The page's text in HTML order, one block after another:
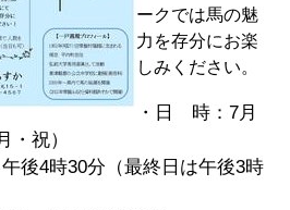
ークでは馬の魅
力を存分にお楽
しみください。
・日 時：7月
・祝）
30分（最終日は午後3時